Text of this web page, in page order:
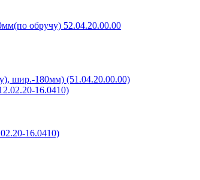
обручу) 52.04.20.00.00
шир.-180мм) (51.04.20.00.00)
16.0410)